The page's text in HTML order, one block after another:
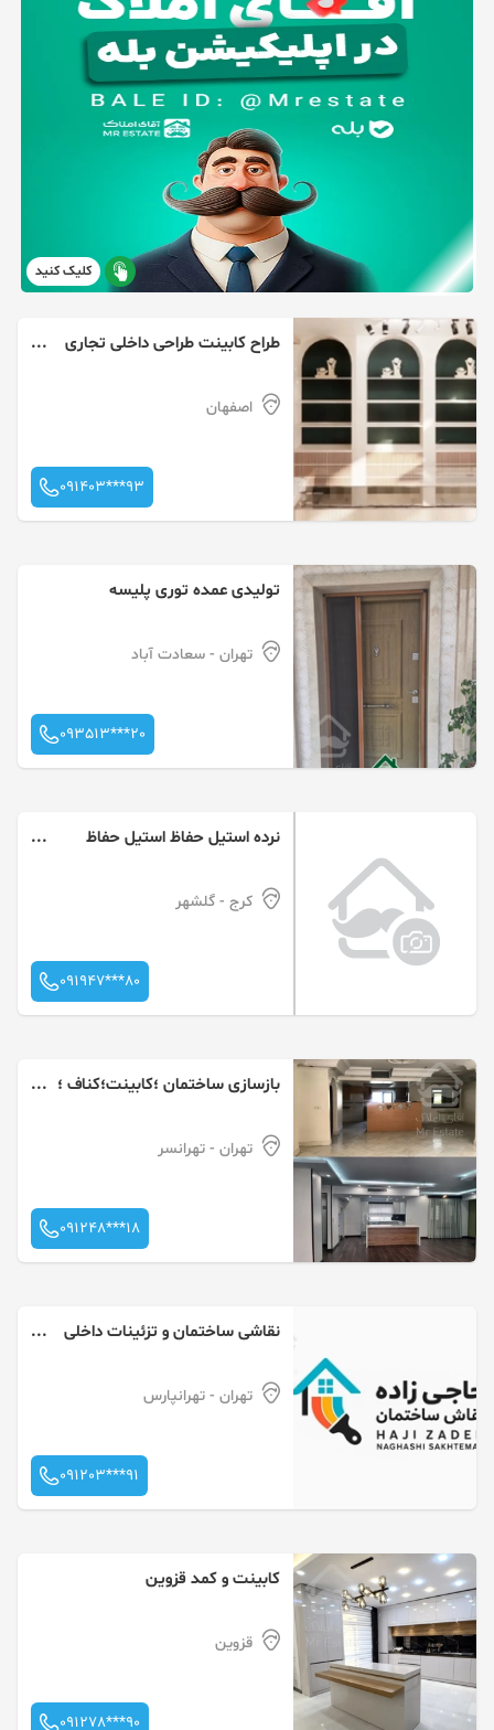
کلیک کنید
طراح کابینت طراحی داخلی تجاری
اصفهان
091403***93
تولیدی عمده توری پلیسه
تهران - سعادت آباد
093513***20
نرده استیل حفاظ استیل حفاظ
کرج - گلشهر
091947***80
بازسازی ساختمان ؛کابینت؛کناف ؛
تهران - تهرانسر
091248***18
نقاشی ساختمان و تزئینات داخلی
تهران - تهرانپارس
091203***91
کابینت و کمد قزوین
قزوین
091278***90